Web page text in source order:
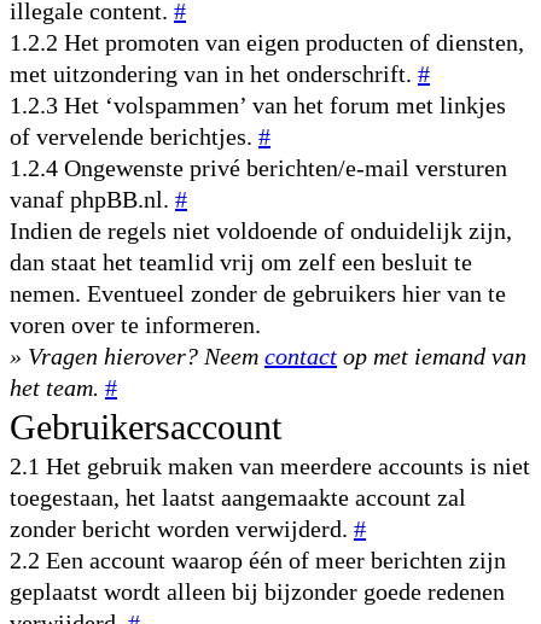
illegale content. #
1.2.2 Het promoten van eigen producten of diensten,
met uitzondering van in het onderschrift. #
1.2.3 Het ‘volspammen’ van het forum met linkjes
of vervelende berichtjes. #
1.2.4 Ongewenste privé berichten/e-mail versturen
vanaf phpBB.nl. #
Indien de regels niet voldoende of onduidelijk zijn,
dan staat het teamlid vrij om zelf een besluit te
nemen. Eventueel zonder de gebruikers hier van te
voren over te informeren.
» Vragen hierover? Neem contact op met iemand van
het team. #
Gebruikersaccount
2.1 Het gebruik maken van meerdere accounts is niet
toegestaan, het laatst aangemaakte account zal
zonder bericht worden verwijderd. #
2.2 Een account waarop één of meer berichten zijn
geplaatst wordt alleen bij bijzonder goede redenen